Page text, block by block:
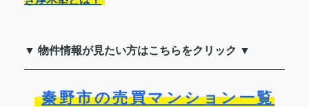
▼ 物件情報が見たい方はこちらをクリック ▼
秦野市の売買マンション一覧